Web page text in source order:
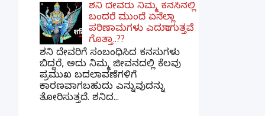
ಶನಿ ದೇವರು ನಿಮ್ಮ ಕನಸಿನಲ್ಲಿ
ಬಂದರೆ ಮುಂದೆ ಏನೆಲ್ಲಾ
ಪರಿಣಾಮಗಳು ಎದುರಾಗುತ್ತವೆ
ಗೊತ್ತಾ..??
ಶನಿ ದೇವರಿಗೆ ಸಂಬಂಧಿಸಿದ ಕನಸುಗಳು
ಬಿದ್ದರೆ, ಅದು ನಿಮ್ಮ ಜೀವನದಲ್ಲಿ ಕೆಲವು
ಪ್ರಮುಖ ಬದಲಾವಣೆಗಳಿಗೆ
ಕಾರಣವಾಗಬಹುದು ಎನ್ನುವುದನ್ನು
ತೋರಿಸುತ್ತದೆ. ಶನಿದ...